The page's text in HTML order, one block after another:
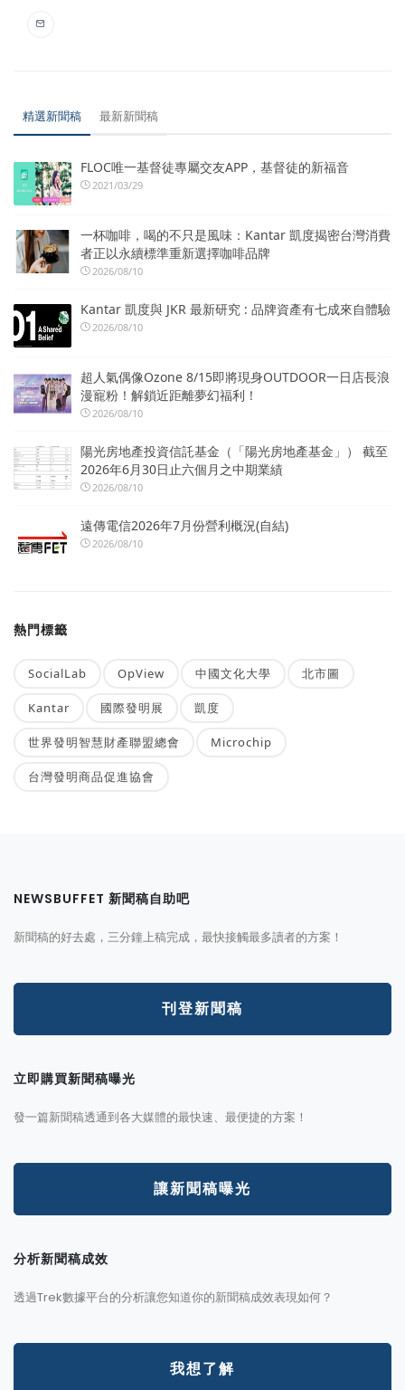
精選新聞稿 最新新聞稿
FLOC唯一基督徒專屬交友APP，基督徒的新福音
2021/03/29
一杯咖啡，喝的不只是風味：Kantar 凱度揭密台灣消費
者正以永續標準重新選擇咖啡品牌
2026/08/10
Kantar 凱度與 JKR 最新研究 : 品牌資產有七成來自體驗
2026/08/10
超人氣偶像Ozone 8/15即將現身OUTDOOR一日店長浪
漫寵粉！解鎖近距離夢幻福利！
2026/08/10
陽光房地產投資信託基金（「陽光房地產基金」） 截至
2026年6月30日止六個月之中期業績
2026/08/10
遠傳電信2026年7月份營利概況(自結)
2026/08/10
熱門標籤
SocialLab OpView 中國文化大學 北市圖
Kantar 國際發明展 凱度
世界發明智慧財產聯盟總會 Microchip
台灣發明商品促進協會
NEWSBUFFET 新聞稿自助吧
新聞稿的好去處，三分鐘上稿完成，最快接觸最多讀者的方案！
刊登新聞稿
立即購買新聞稿曝光
發一篇新聞稿透通到各大媒體的最快速、最便捷的方案！
讓新聞稿曝光
分析新聞稿成效
透過Trek數據平台的分析讓您知道你的新聞稿成效表現如何？
我想了解